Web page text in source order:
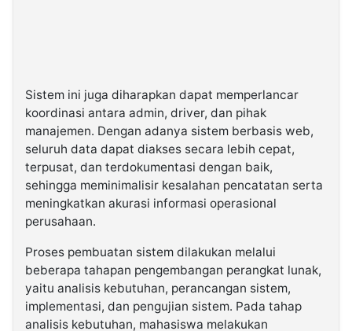
Sistem ini juga diharapkan dapat memperlancar
koordinasi antara admin, driver, dan pihak
manajemen. Dengan adanya sistem berbasis web,
seluruh data dapat diakses secara lebih cepat,
terpusat, dan terdokumentasi dengan baik,
sehingga meminimalisir kesalahan pencatatan serta
meningkatkan akurasi informasi operasional
perusahaan.
Proses pembuatan sistem dilakukan melalui
beberapa tahapan pengembangan perangkat lunak,
yaitu analisis kebutuhan, perancangan sistem,
implementasi, dan pengujian sistem. Pada tahap
analisis kebutuhan, mahasiswa melakukan